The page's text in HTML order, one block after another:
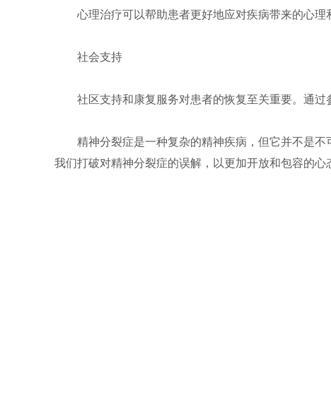
心理治疗可以帮助患者更好地应对疾病带来的心
社会支持
社区支持和康复服务对患者的恢复至关重要。通
精神分裂症是一种复杂的精神疾病，但它并不是
我们打破对精神分裂症的误解，以更加开放和包容的心